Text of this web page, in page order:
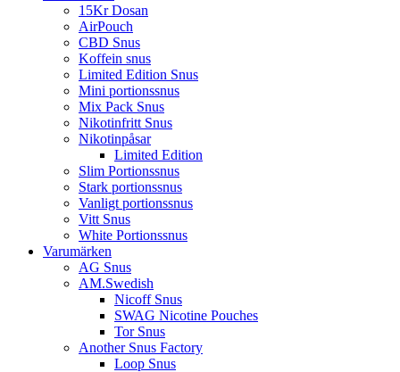
15Kr Dosan
AirPouch
CBD Snus
Koffein snus
Limited Edition Snus
Mini portionssnus
Mix Pack Snus
Nikotinfritt Snus
Nikotinpåsar
Limited Edition
Slim Portionssnus
Stark portionssnus
Vanligt portionssnus
Vitt Snus
White Portionssnus
Varumärken
AG Snus
AM.Swedish
Nicoff Snus
SWAG Nicotine Pouches
Tor Snus
Another Snus Factory
Loop Snus